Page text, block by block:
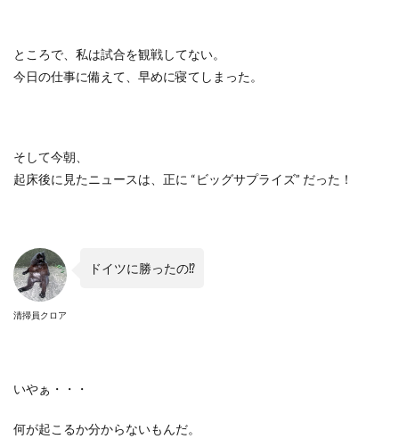
ところで、私は試合を観戦してない。
今日の仕事に備えて、早めに寝てしまった。
そして今朝、
起床後に見たニュースは、正に “ビッグサプライズ” だった！
清掃員クロア
ドイツに勝ったの⁉︎
いやぁ・・・
何が起こるか分からないもんだ。